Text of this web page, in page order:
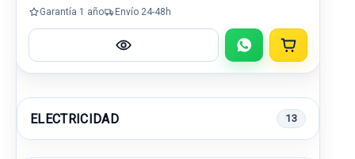
Garantía 1 año Envío 24-48h
ELECTRICIDAD 13